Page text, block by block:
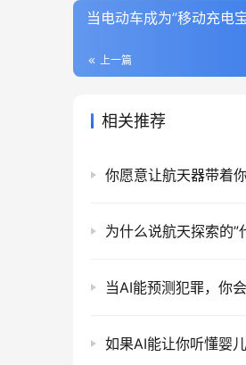
当电动车成为”移动充电
上一篇
相关推荐
你愿意让航天器带着
为什么说航天探索的”
当AI能预测犯罪，你
如果AI能让你听懂婴